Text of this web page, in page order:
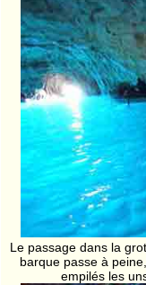
Le passage dans la
barque passe à
empilés les